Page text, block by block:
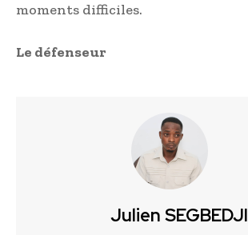
moments difficiles.
Le défenseur
Julien SEGBEDJI